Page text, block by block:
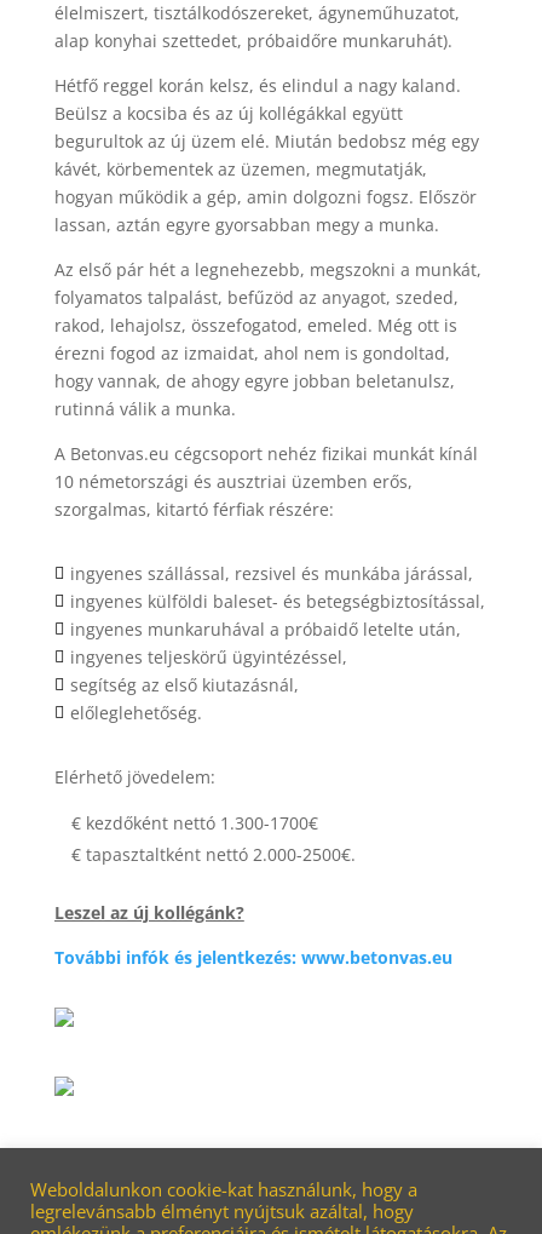
élelmiszert, tisztálkodószereket, ágyneműhuzatot,
alap konyhai szettedet, próbaidőre munkaruhát).
Hétfő reggel korán kelsz, és elindul a nagy kaland.
Beülsz a kocsiba és az új kollégákkal együtt
begurultok az új üzem elé. Miután bedobsz még egy
kávét, körbementek az üzemen, megmutatják,
hogyan működik a gép, amin dolgozni fogsz. Először
lassan, aztán egyre gyorsabban megy a munka.
Az első pár hét a legnehezebb, megszokni a munkát,
folyamatos talpalást, befűzöd az anyagot, szeded,
rakod, lehajolsz, összefogatod, emeled. Még ott is
érezni fogod az izmaidat, ahol nem is gondoltad,
hogy vannak, de ahogy egyre jobban beletanulsz,
rutinná válik a munka.
A Betonvas.eu cégcsoport nehéz fizikai munkát kínál
10 németországi és ausztriai üzemben erős,
szorgalmas, kitartó férfiak részére:
 ingyenes szállással, rezsivel és munkába járással,
 ingyenes külföldi baleset- és betegségbiztosítással,
 ingyenes munkaruhával a próbaidő letelte után,
 ingyenes teljeskörű ügyintézéssel,
 segítség az első kiutazásnál,
 előleglehetőség.
Elérhető jövedelem:
€ kezdőként nettó 1.300-1700€
€ tapasztaltként nettó 2.000-2500€.
Leszel az új kollégánk?
További infók és jelentkezés: www.betonvas.eu
Weboldalunkon cookie-kat használunk, hogy a
legrelevánsabb élményt nyújtsuk azáltal, hogy